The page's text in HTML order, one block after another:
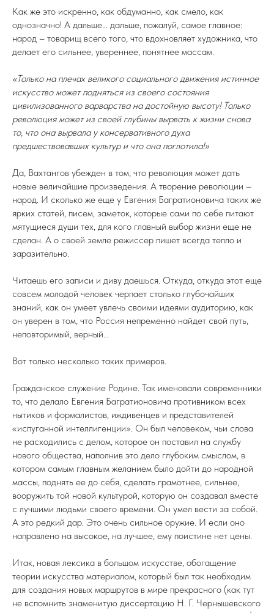
Как же это искренно, как обдуманно, как смело, как
однозначно! А дальше… дальше, пожалуй, самое главное:
народ – товарищ всего того, что вдохновляет художника, что
делает его сильнее, увереннее, понятнее массам.
«Только на плечах великого социального движения истинное
искусство может подняться из своего состояния
цивилизованного варварства на достойную высоту! Только
революция может из своей глубины вырвать к жизни снова
то, что она вырвала у консервативного духа
предшествовавших культур и что она поглотила!»
Да, Вахтангов убежден в том, что революция может дать
новые величайшие произведения. А творение революции –
народ. И сколько же еще у Евгения Багратионовича таких же
ярких статей, писем, заметок, которые сами по себе питают
мятущиеся души тех, для кого главный выбор жизни еще не
сделан. А о своей земле режиссер пишет всегда тепло и
заразительно.
Читаешь его записи и диву даешься. Откуда, откуда этот еще
совсем молодой человек черпает столько глубочайших
знаний, как он умеет увлечь своими идеями аудиторию, как
он уверен в том, что Россия непременно найдет свой путь,
неповторимый, верный...
Вот только несколько таких примеров.
Гражданское служение Родине. Так именовали современники
то, что делало Евгения Багратионовича противником всех
нытиков и формалистов, иждивенцев и представителей
«испуганной интеллигенции». Он был человеком, чьи слова
не расходились с делом, которое он поставил на службу
нового общества, наполнив это дело глубоким смыслом, в
котором самым главным желанием было дойти до народной
массы, поднять ее до себя, сделать грамотнее, сильнее,
вооружить той новой культурой, которую он создавал вместе
с лучшими людьми своего времени. Он умел вести за собой.
А это редкий дар. Это очень сильное оружие. И если оно
направлено на высокое, на лучшее, ему поистине нет цены.
Итак, новая лексика в большом искусстве, обогащение
теории искусства материалом, который был так необходим
для создания новых маршрутов в мире прекрасного (как тут
не вспомнить знаменитую диссертацию Н. Г. Чернышевского